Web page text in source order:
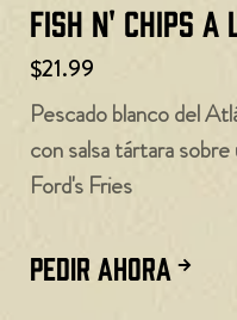
Fish N' Chips a
$21.99
Pescado blanco del
con salsa tártara
Ford's Fries
PEDIR AHORA